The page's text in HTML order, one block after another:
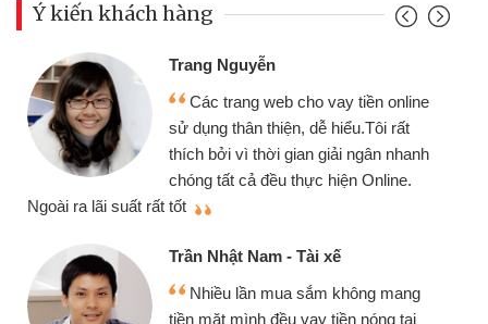
Ý kiến khách hàng
Đoàn Hữu Cảnh
Mình cần tiền gấp nên định cầm cố
chiếc xe wave nhưng thật may đã có
gói vay tiền bằng CMND online không
cần gặp mặt nên rất tiện lợi, sẽ giới
thiệu cho bạn bè biết
Cấn Văn Lực - Tạp hóa
Tôi kinh doanh buôn bán nhỏ lẻ
nhiều lúc cần vốn nhập hàng, nhờ biết